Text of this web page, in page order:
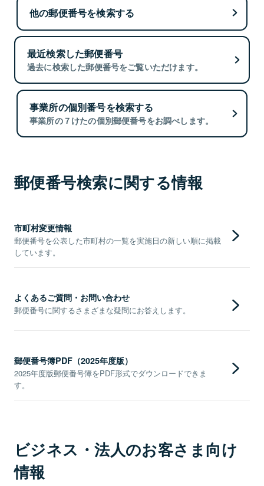
他の郵便番号を検索する
最近検索した郵便番号
過去に検索した郵便番号をご覧いただけます。
事業所の個別番号を検索する
事業所の７けたの個別郵便番号をお調べします。
郵便番号検索に関する情報
市町村変更情報
郵便番号を公表した市町村の一覧を実施日の新しい順に掲載
しています。
よくあるご質問・お問い合わせ
郵便番号に関するさまざまな疑問にお答えします。
郵便番号簿PDF（2025年度版）
2025年度版郵便番号簿をPDF形式でダウンロードできま
す。
ビジネス・法人のお客さま向け
情報